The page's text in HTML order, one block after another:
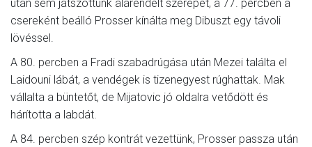
után sem játszottunk alárendelt szerepet, a 77. percben a
csereként beálló Prosser kínálta meg Dibuszt egy távoli
lövéssel.
A 80. percben a Fradi szabadrúgása után Mezei találta el
Laidouni lábát, a vendégek is tizenegyest rúghattak. Mak
vállalta a büntetőt, de Mijatovic jó oldalra vetődött és
hárította a labdát.
A 84. percben szép kontrát vezettünk, Prosser passza után